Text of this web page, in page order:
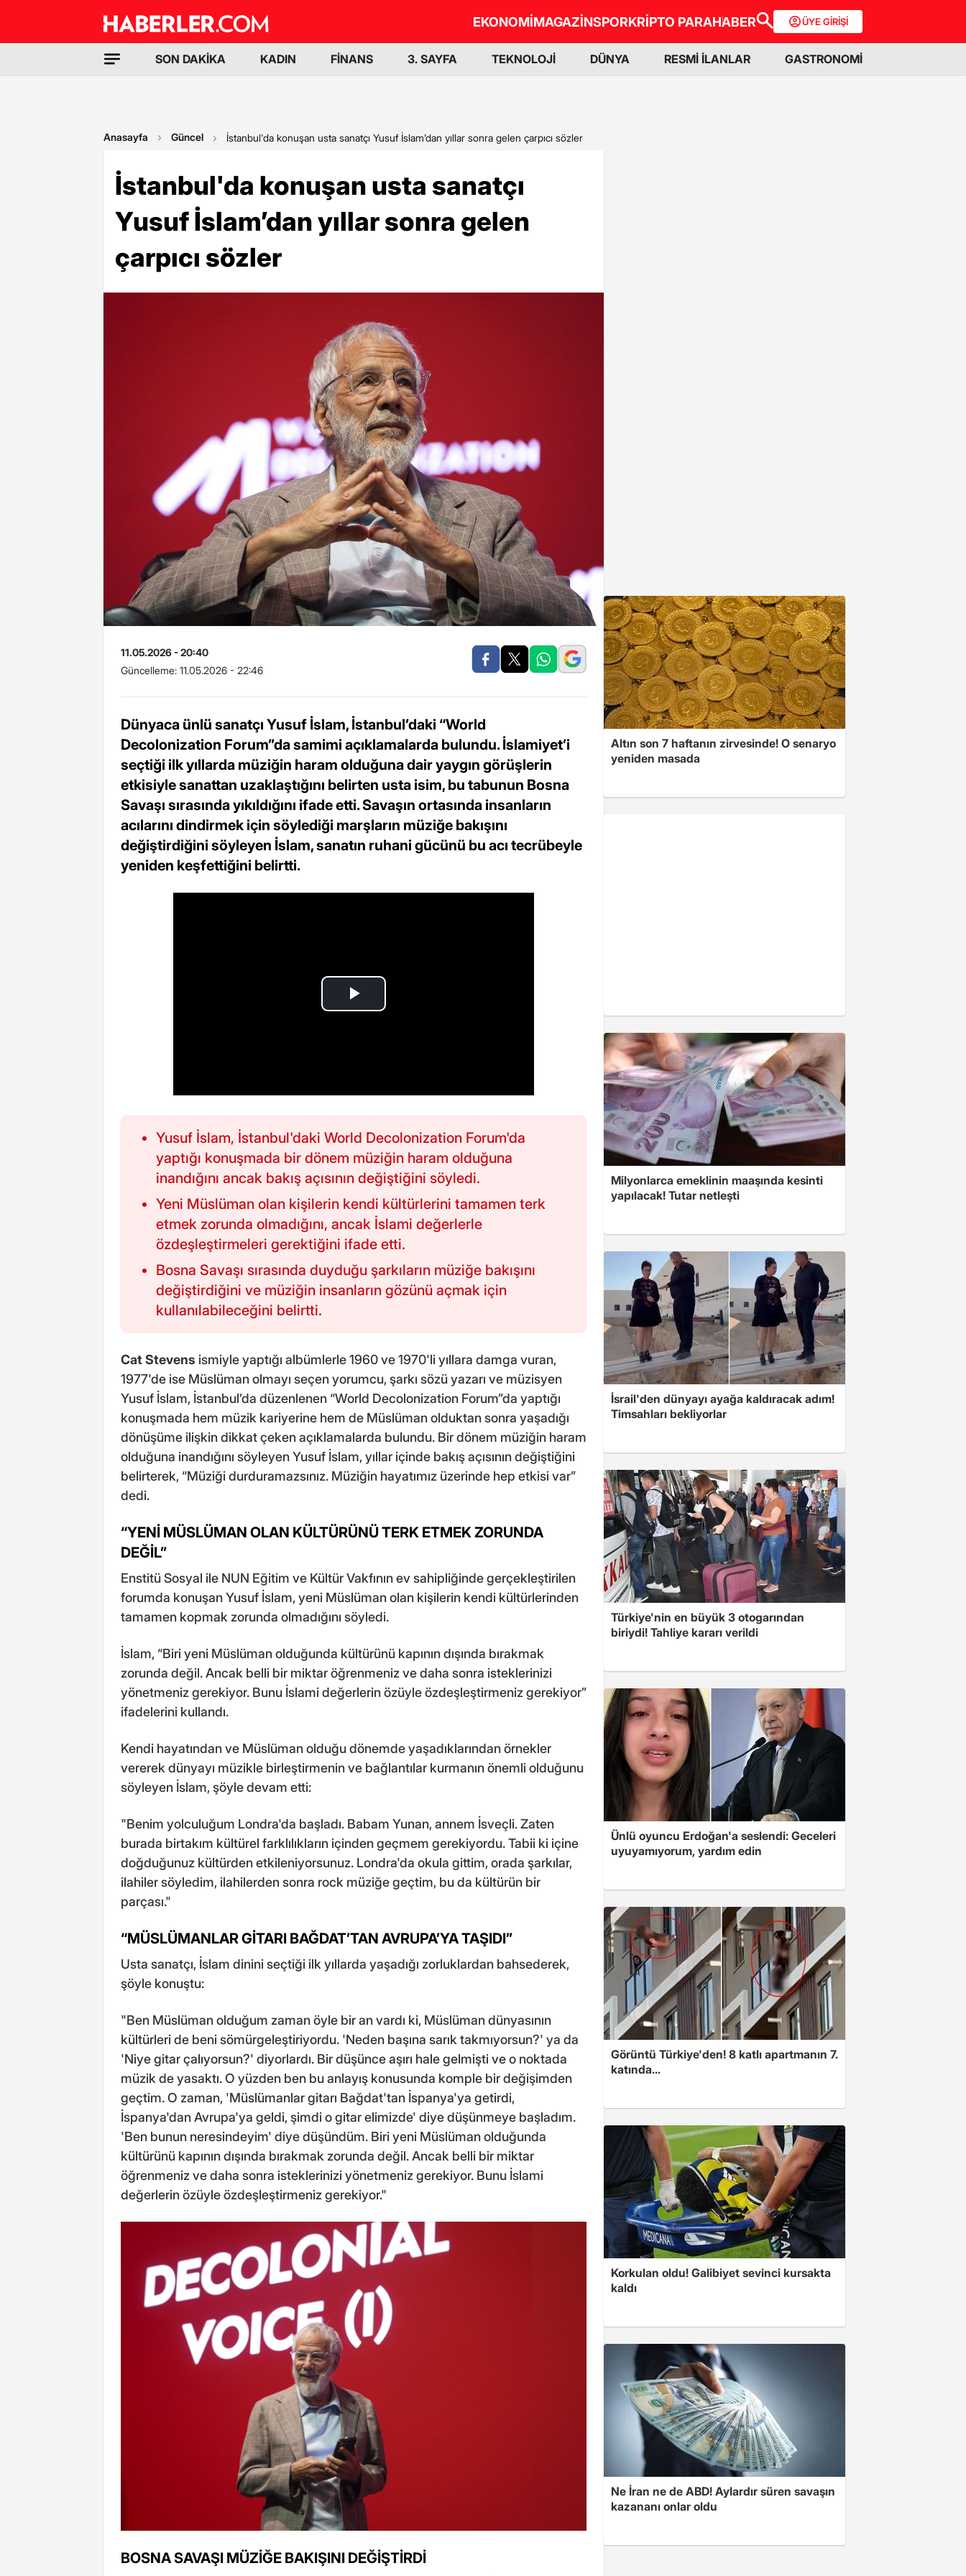
EKONOMİMAGAZİNSPORKRİPTO PARAHABER ÜYE GİRİŞİ
SON DAKİKA KADIN FİNANS 3. SAYFA TEKNOLOJİ DÜNYA RESMİ İLANLAR GASTRONOMİ
Anasayfa Güncel İstanbul'da konuşan usta sanatçı Yusuf İslam’dan yıllar sonra gelen çarpıcı sözler
İstanbul'da konuşan usta sanatçı
Yusuf İslam’dan yıllar sonra gelen
çarpıcı sözler
11.05.2026 - 20:40
Güncelleme: 11.05.2026 - 22:46
Dünyaca ünlü sanatçı Yusuf İslam, İstanbul’daki “World
Decolonization Forum”da samimi açıklamalarda bulundu. İslamiyet’i
seçtiği ilk yıllarda müziğin haram olduğuna dair yaygın görüşlerin
etkisiyle sanattan uzaklaştığını belirten usta isim, bu tabunun Bosna
Savaşı sırasında yıkıldığını ifade etti. Savaşın ortasında insanların
acılarını dindirmek için söylediği marşların müziğe bakışını
değiştirdiğini söyleyen İslam, sanatın ruhani gücünü bu acı tecrübeyle
yeniden keşfettiğini belirtti.
Yusuf İslam, İstanbul'daki World Decolonization Forum'da
yaptığı konuşmada bir dönem müziğin haram olduğuna
inandığını ancak bakış açısının değiştiğini söyledi.
Yeni Müslüman olan kişilerin kendi kültürlerini tamamen terk
etmek zorunda olmadığını, ancak İslami değerlerle
özdeşleştirmeleri gerektiğini ifade etti.
Bosna Savaşı sırasında duyduğu şarkıların müziğe bakışını
değiştirdiğini ve müziğin insanların gözünü açmak için
kullanılabileceğini belirtti.
Cat Stevens ismiyle yaptığı albümlerle 1960 ve 1970'li yıllara damga vuran,
1977'de ise Müslüman olmayı seçen yorumcu, şarkı sözü yazarı ve müzisyen
Yusuf İslam, İstanbul’da düzenlenen “World Decolonization Forum”da yaptığı
konuşmada hem müzik kariyerine hem de Müslüman olduktan sonra yaşadığı
dönüşüme ilişkin dikkat çeken açıklamalarda bulundu. Bir dönem müziğin haram
olduğuna inandığını söyleyen Yusuf İslam, yıllar içinde bakış açısının değiştiğini
belirterek, “Müziği durduramazsınız. Müziğin hayatımız üzerinde hep etkisi var”
dedi.
“YENİ MÜSLÜMAN OLAN KÜLTÜRÜNÜ TERK ETMEK ZORUNDA
DEĞİL”
Enstitü Sosyal ile NUN Eğitim ve Kültür Vakfının ev sahipliğinde gerçekleştirilen
forumda konuşan Yusuf İslam, yeni Müslüman olan kişilerin kendi kültürlerinden
tamamen kopmak zorunda olmadığını söyledi.
İslam, “Biri yeni Müslüman olduğunda kültürünü kapının dışında bırakmak
zorunda değil. Ancak belli bir miktar öğrenmeniz ve daha sonra isteklerinizi
yönetmeniz gerekiyor. Bunu İslami değerlerin özüyle özdeşleştirmeniz gerekiyor”
ifadelerini kullandı.
Kendi hayatından ve Müslüman olduğu dönemde yaşadıklarından örnekler
vererek dünyayı müzikle birleştirmenin ve bağlantılar kurmanın önemli olduğunu
söyleyen İslam, şöyle devam etti:
"Benim yolculuğum Londra'da başladı. Babam Yunan, annem İsveçli. Zaten
burada birtakım kültürel farklılıkların içinden geçmem gerekiyordu. Tabii ki içine
doğduğunuz kültürden etkileniyorsunuz. Londra'da okula gittim, orada şarkılar,
ilahiler söyledim, ilahilerden sonra rock müziğe geçtim, bu da kültürün bir
parçası."
“MÜSLÜMANLAR GİTARI BAĞDAT’TAN AVRUPA’YA TAŞIDI”
Usta sanatçı, İslam dinini seçtiği ilk yıllarda yaşadığı zorluklardan bahsederek,
şöyle konuştu:
"Ben Müslüman olduğum zaman öyle bir an vardı ki, Müslüman dünyasının
kültürleri de beni sömürgeleştiriyordu. 'Neden başına sarık takmıyorsun?' ya da
'Niye gitar çalıyorsun?' diyorlardı. Bir düşünce aşırı hale gelmişti ve o noktada
müzik de yasaktı. O yüzden ben bu anlayış konusunda komple bir değişimden
geçtim. O zaman, 'Müslümanlar gitarı Bağdat'tan İspanya'ya getirdi,
İspanya'dan Avrupa'ya geldi, şimdi o gitar elimizde' diye düşünmeye başladım.
'Ben bunun neresindeyim' diye düşündüm. Biri yeni Müslüman olduğunda
kültürünü kapının dışında bırakmak zorunda değil. Ancak belli bir miktar
öğrenmeniz ve daha sonra isteklerinizi yönetmeniz gerekiyor. Bunu İslami
değerlerin özüyle özdeşleştirmeniz gerekiyor."
BOSNA SAVAŞI MÜZİĞE BAKIŞINI DEĞİŞTİRDİ
Altın son 7 haftanın zirvesinde! O senaryo
yeniden masada
Milyonlarca emeklinin maaşında kesinti
yapılacak! Tutar netleşti
İsrail'den dünyayı ayağa kaldıracak adım!
Timsahları bekliyorlar
Türkiye'nin en büyük 3 otogarından
biriydi! Tahliye kararı verildi
Ünlü oyuncu Erdoğan'a seslendi: Geceleri
uyuyamıyorum, yardım edin
Görüntü Türkiye'den! 8 katlı apartmanın 7.
katında...
Korkulan oldu! Galibiyet sevinci kursakta
kaldı
Ne İran ne de ABD! Aylardır süren savaşın
kazananı onlar oldu